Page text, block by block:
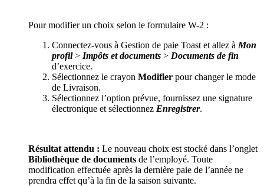
Pour modifier un choix selon le formulaire W-2 :
Connectez-vous à Gestion de paie Toast et allez à Mon
profil> Impôts et documents > Documents de fin
d’exercice.
Sélectionnez le crayon Modifier pour changer le mode
de Livraison.
Sélectionnez l’option prévue, fournissez une signature
électronique et sélectionnez Enregistrer.
Résultat attendu : Le nouveau choix est stocké dans l’onglet
Bibliothèque de documents de l’employé. Toute
modification effectuée après la dernière paie de l’année ne
prendra effet qu’à la fin de la saison suivante.